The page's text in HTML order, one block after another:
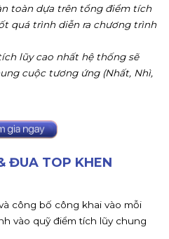
toàn dựa trên tổng điểm tích
quá trình diễn ra chương trình
lũy cao nhất hệ thống sẽ
cuộc tương ứng (Nhất, Nhì,
ĐUA TOP KHEN
công bố công khai vào mỗi
vào quỹ điểm tích lũy chung